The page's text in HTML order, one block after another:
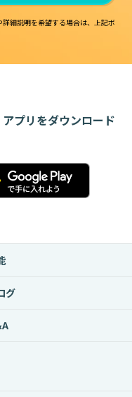
細説明を希望する場合は、
上記ボ
プリをダウンロード
グ